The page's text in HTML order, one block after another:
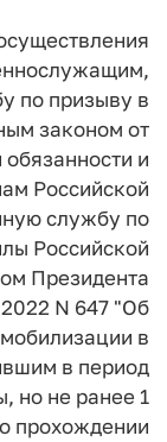
по призыву в
законом от
и
Российской
службу по
Российской
Президента
N 647 "Об
в
в период
но не ранее 1
прохождении